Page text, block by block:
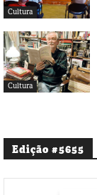
Cultura
Cultura
Edição #5655